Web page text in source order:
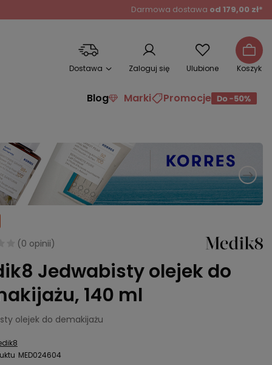
Darmowa dostawa od 179,00 zł*
Dostawa Zaloguj się Ulubione Koszyk
Blog Marki Promocje
(0 opinii)
Jedwabisty olejek do
140 ml
olejek do demakijażu
MED024604